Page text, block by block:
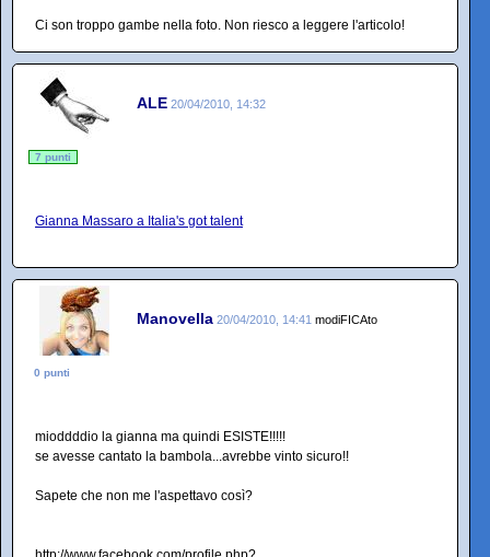
Ci son troppo gambe nella foto. Non riesco a leggere l'articolo!
ALE 20/04/2010, 14:32
7 punti
Gianna Massaro a Italia's got talent
Manovella 20/04/2010, 14:41 modiFICAto
0 punti
mioddddio la gianna ma quindi ESISTE!!!!!
se avesse cantato la bambola...avrebbe vinto sicuro!!
Sapete che non me l'aspettavo così?